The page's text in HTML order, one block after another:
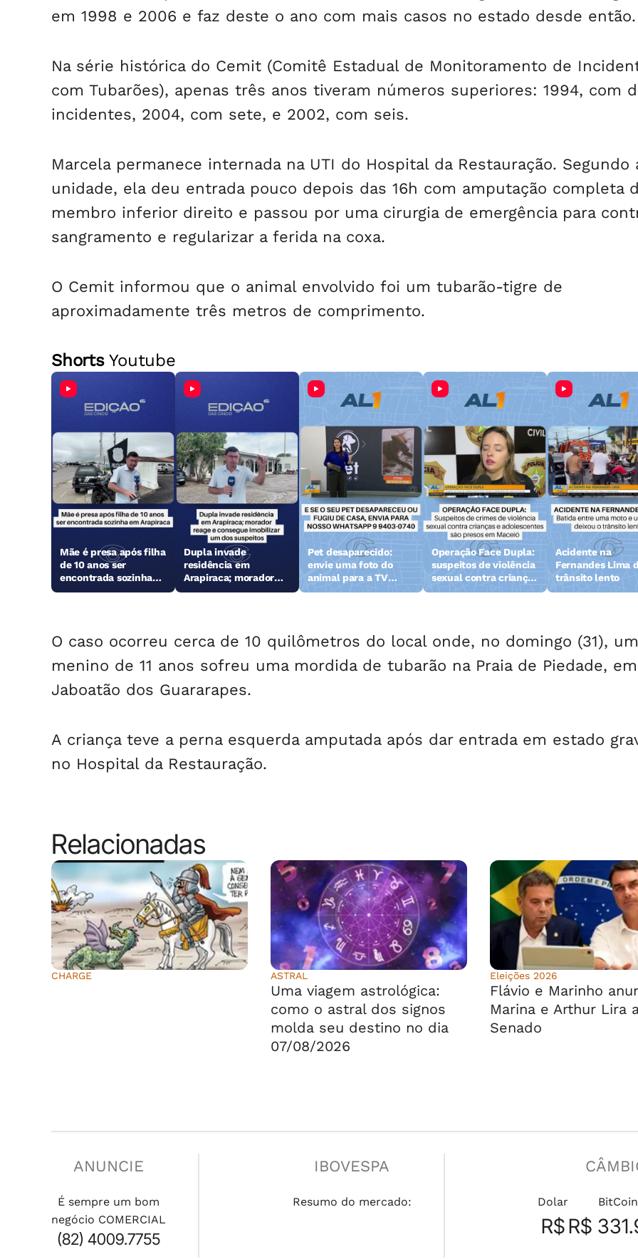
em 1998 e 2006 e faz deste o ano com mais casos no estado desde então.
Na série histórica do Cemit (Comitê Estadual de Monitoramento de
com Tubarões), apenas três anos tiveram números superiores: 1994, com
incidentes, 2004, com sete, e 2002, com seis.
Marcela permanece internada na UTI do Hospital da Restauração. Segundo
unidade, ela deu entrada pouco depois das 16h com amputação completa
membro inferior direito e passou por uma cirurgia de emergência para
sangramento e regularizar a ferida na coxa.
O Cemit informou que o animal envolvido foi um tubarão-tigre de
aproximadamente três metros de comprimento.
ShortsYoutube
Mãe é presa após filha
de 10 anos ser
encontrada sozinha
em Arapiraca
Dupla invade
residência em
Arapiraca; morador
reage e consegue
Pet desaparecido:
envie uma foto do
animal para a TV
Gazeta
Operação Face Dupla:
suspeitos de violência
sexual contra crianças
e adolescentes são
Acidente na
Fernandes Lima
trânsito lento
O caso ocorreu cerca de 10 quilômetros do local onde, no domingo (31), um
menino de 11 anos sofreu uma mordida de tubarão na Praia de Piedade, em
Jaboatão dos Guararapes.
A criança teve a perna esquerda amputada após dar entrada em estado
no Hospital da Restauração.
Relacionadas
CHARGE ASTRAL
Uma viagem astrológica:
como o astral dos signos
molda seu destino no dia
07/08/2026
Eleições 2026
Flávio e Marinho
Marina e Arthur Lira
Senado
ANUNCIE
É sempre um bom
negócio COMERCIAL
(82) 4009.7755
IBOVESPA
Resumo do mercado: Dolar
R$
BitCoin
R$